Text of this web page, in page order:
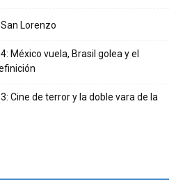
Lorenzo
México vuela, Brasil golea y el
Cine de terror y la doble vara de la